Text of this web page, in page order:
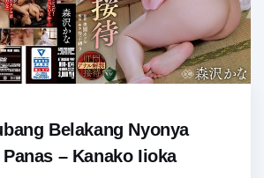
Belakang Nyonya
– Kanako Iioka